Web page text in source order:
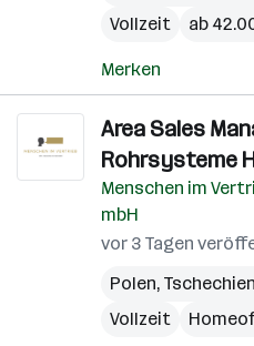
Vollzeit
ab
Merken
Area Sales
Rohrsysteme
Menschen im
mbH
vor 3 Tagen
Polen, Tschechien
Vollzeit